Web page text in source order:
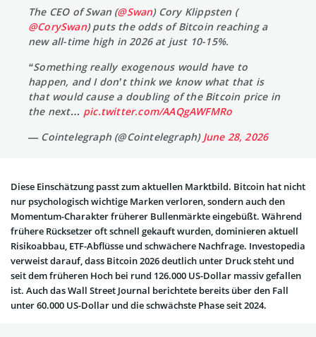
The CEO of Swan (@Swan) Cory Klippsten (
@CorySwan) puts the odds of Bitcoin reaching a
new all-time high in 2026 at just 10-15%.
“Something really exogenous would have to
happen, and I don’t think we know what that is
that would cause a doubling of the Bitcoin price in
the next… pic.twitter.com/AAQgAWFMRo
— Cointelegraph (@Cointelegraph) June 28, 2026
Diese Einschätzung passt zum aktuellen Marktbild. Bitcoin hat nicht
nur psychologisch wichtige Marken verloren, sondern auch den
Momentum-Charakter früherer Bullenmärkte eingebüßt. Während
frühere Rücksetzer oft schnell gekauft wurden, dominieren aktuell
Risikoabbau, ETF-Abflüsse und schwächere Nachfrage. Investopedia
verweist darauf, dass Bitcoin 2026 deutlich unter Druck steht und
seit dem früheren Hoch bei rund 126.000 US-Dollar massiv gefallen
ist. Auch das Wall Street Journal berichtete bereits über den Fall
unter 60.000 US-Dollar und die schwächste Phase seit 2024.